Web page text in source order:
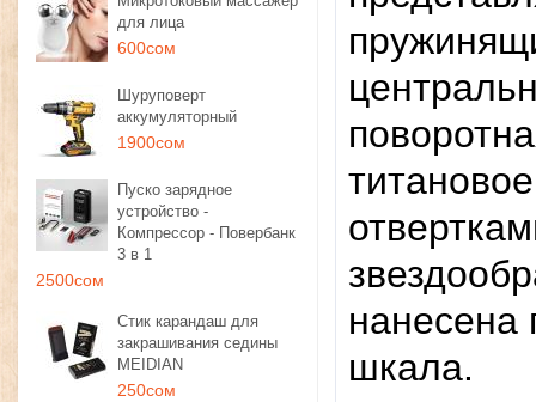
для лица
600сом
Шуруповерт
аккумуляторный
1900сом
Пуско зарядное
устройство -
Компрессор - Повербанк
3 в 1
2500сом
Стик карандаш для
закрашивания седины
MEIDIAN
250сом
нанесена
шкала.